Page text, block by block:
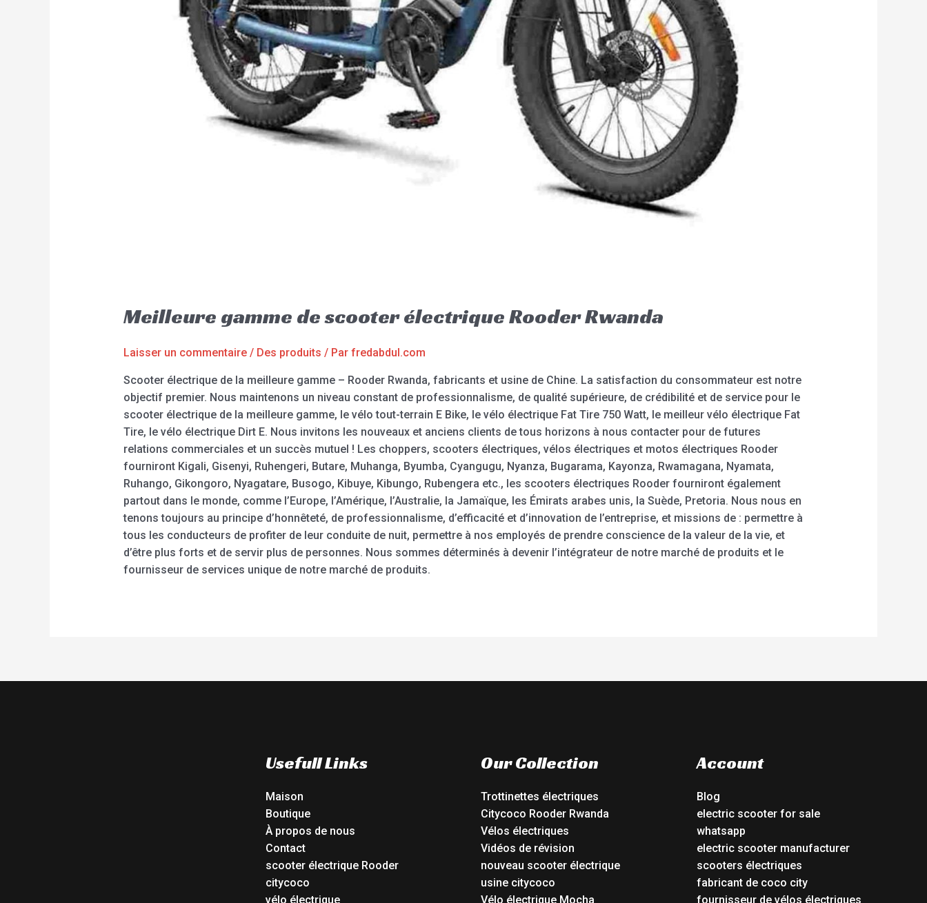
Meilleure gamme de scooter électrique Rooder Rwanda
Laisser un commentaire / Des produits / Par fredabdul.com
Scooter électrique de la meilleure gamme – Rooder Rwanda, fabricants et usine de Chine. La satisfaction du consommateur est notre
objectif premier. Nous maintenons un niveau constant de professionnalisme, de qualité supérieure, de crédibilité et de service pour le
scooter électrique de la meilleure gamme, le vélo tout-terrain E Bike, le vélo électrique Fat Tire 750 Watt, le meilleur vélo électrique Fat
Tire, le vélo électrique Dirt E. Nous invitons les nouveaux et anciens clients de tous horizons à nous contacter pour de futures
relations commerciales et un succès mutuel ! Les choppers, scooters électriques, vélos électriques et motos électriques Rooder
fourniront Kigali, Gisenyi, Ruhengeri, Butare, Muhanga, Byumba, Cyangugu, Nyanza, Bugarama, Kayonza, Rwamagana, Nyamata,
Ruhango, Gikongoro, Nyagatare, Busogo, Kibuye, Kibungo, Rubengera etc., les scooters électriques Rooder fourniront également
partout dans le monde, comme l’Europe, l’Amérique, l’Australie, la Jamaïque, les Émirats arabes unis, la Suède, Pretoria. Nous nous en
tenons toujours au principe d’honnêteté, de professionnalisme, d’efficacité et d’innovation de l’entreprise, et missions de : permettre à
tous les conducteurs de profiter de leur conduite de nuit, permettre à nos employés de prendre conscience de la valeur de la vie, et
d’être plus forts et de servir plus de personnes. Nous sommes déterminés à devenir l’intégrateur de notre marché de produits et le
fournisseur de services unique de notre marché de produits.
Usefull Links
Maison
Boutique
À propos de nous
Contact
scooter électrique Rooder
citycoco
vélo électrique
Our Collection
Trottinettes électriques
Citycoco Rooder Rwanda
Vélos électriques
Vidéos de révision
nouveau scooter électrique
usine citycoco
Vélo électrique Mocha
Account
Blog
electric scooter for sale
whatsapp
electric scooter manufacturer
scooters électriques
fabricant de coco city
fournisseur de vélos électriques